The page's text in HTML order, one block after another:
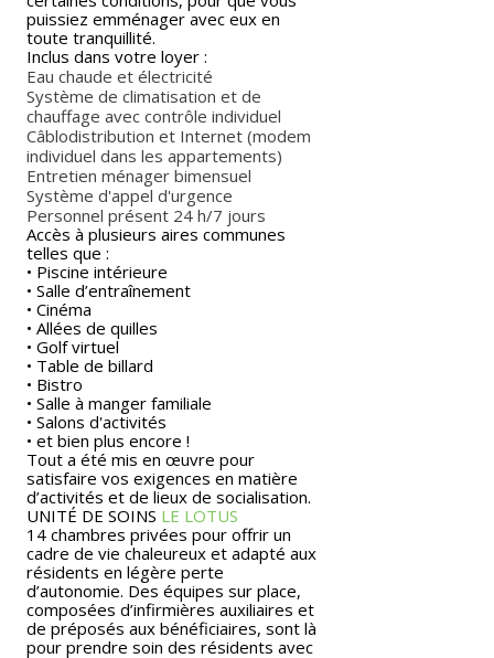
puissiez emménager avec eux en
toute tranquillité.
Inclus dans votre loyer :
Eau chaude et électricité
Système de climatisation et de
chauffage avec contrôle individuel
Câblodistribution et Internet (modem
individuel dans les appartements)
Entretien ménager bimensuel
Système d'appel d'urgence
Personnel présent 24 h/7 jours
Accès à plusieurs aires communes
telles que :
• Piscine intérieure
• Salle d’entraînement
• Cinéma
• Allées de quilles
• Golf virtuel
• Table de billard
• Bistro
• Salle à manger familiale
• Salons d'activités
• et bien plus encore !
Tout a été mis en œuvre pour
satisfaire vos exigences en matière
d’activités et de lieux de socialisation.
UNITÉ DE SOINS LE LOTUS
14 chambres privées pour offrir un
cadre de vie chaleureux et adapté aux
résidents en légère perte
d’autonomie. Des équipes sur place,
composées d’infirmières auxiliaires et
de préposés aux bénéficiaires, sont là
pour prendre soin des résidents avec